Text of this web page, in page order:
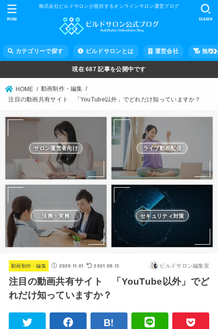
株式会社ビルドサロンが提供するオンラインサロン運営ブログ
カテゴリーで探す ビルドサロンとは 運営会社 無料
SEARCH
MENU
現在687 記事を公開中です
HOME
動画制作・編集
注目の動画共有サイト 「YouTube以外」でどれだけ知っていますか？
サロン運営者向け ライブ動画配信
法務・実務 セキュリティ対策
動画制作・編集 2020.11.01 2021.08.13 ビルドサロン編集室
注目の動画共有サイト 「YouTube以外」でど
れだけ知っていますか？